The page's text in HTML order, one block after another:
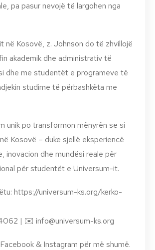
pa pasur nevojë të largohen nga
në Kosovë, z. Johnson do të zhvillojë
akademik dhe administrativ të
dhe me studentët e programeve të
studime të përbashkëta me
unik po transformon mënyrën se si
Kosovë – duke sjellë eksperiencë
inovacion dhe mundësi reale për
për studentët e Universum-it.
https://universum-ks.org/kerko-
| ✉️ info@universum-ks.org
& Instagram për më shumë.